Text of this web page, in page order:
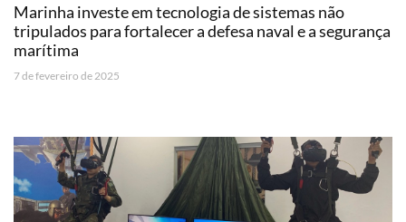
Marinha investe em tecnologia de sistemas não
tripulados para fortalecer a defesa naval e a segurança
marítima
7 de fevereiro de 2025